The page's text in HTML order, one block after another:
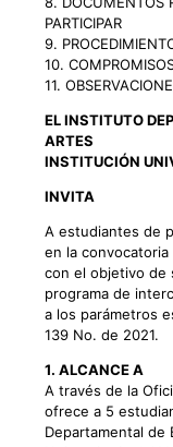
PARTICIPAR
9.
10.
11.
EL INSTITUTO
ARTES
INSTITUCIÓN
INVITA
A estudiantes de
en la
con el objetivo de
programa de
a los parámetros
139 No. de 2021.
1. ALCANCE A
A través de la
ofrece a 5
Departamental de